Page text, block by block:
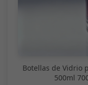
Botellas de Vidrio
500ml